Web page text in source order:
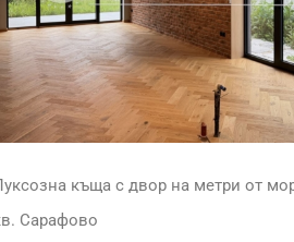
къща с двор на метри от
Сарафово